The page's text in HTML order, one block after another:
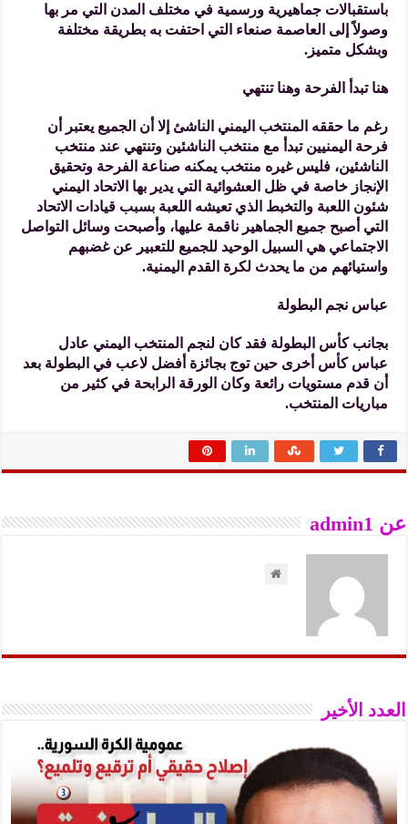
باستقبالات جماهيرية ورسمية في مختلف المدن التي مر بها
وصولاً إلى العاصمة صنعاء التي احتفت به بطريقة مختلفة
وبشكل متميز.
هنا تبدأ الفرحة وهنا تنتهي
رغم ما حققه المنتخب اليمني الناشئ إلا أن الجميع يعتبر أن
فرحة اليمنيين تبدأ مع منتخب الناشئين وتنتهي عند منتخب
الناشئين، فليس غيره منتخب يمكنه صناعة الفرحة وتحقيق
الإنجاز خاصة في ظل العشوائية التي يدير بها الاتحاد اليمني
شئون اللعبة والتخبط الذي تعيشه اللعبة بسبب قيادات الاتحاد
التي أصبح جميع الجماهير ناقمة عليها، وأصبحت وسائل التواصل
الاجتماعي هي السبيل الوحيد للجميع للتعبير عن غضبهم
واستيائهم من ما يحدث لكرة القدم اليمنية.
عباس نجم البطولة
بجانب كأس البطولة فقد كان لنجم المنتخب اليمني عادل
عباس كأس أخرى حين توج بجائزة أفضل لاعب في البطولة بعد
أن قدم مستويات رائعة وكان الورقة الرابحة في كثير من
مباريات المنتخب.
عن admin1
العدد الأخير